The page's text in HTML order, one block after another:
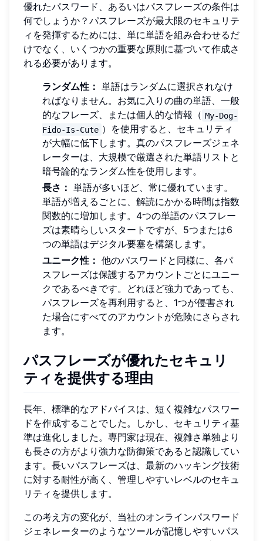
優れたパスワード、あるいはパスフレーズの条件は
何でしょうか？パスフレーズが最大限のセキュリテ
ィを発揮するためには、単に単語を組み合わせるだ
けでなく、いくつかの重要な原則に基づいて作成さ
れる必要があります。
ランダム性： 単語はランダムに選択されなけ
ればなりません。お気に入りの曲の単語、一般
的なフレーズ、または個人的な情報（ My-Dog-
Fido-Is-Cute ）を使用すると、セキュリティ
が大幅に低下します。真のパスフレーズジェネ
レーターは、大規模で厳選された単語リストと
暗号論的なランダム性を使用します。
長さ： 単語が多いほど、常に優れています。
単語が増えるごとに、解読にかかる時間は指数
関数的に増加します。4つの単語のパスフレー
ズは素晴らしいスタートですが、5つまたは6
つの単語はデジタル要塞を構築します。
ユニーク性： 他のパスワードと同様に、各パ
スフレーズは保護するアカウントごとにユニー
クであるべきです。どれほど強力であっても、
パスフレーズを再利用すると、1つが侵害され
た場合にすべてのアカウントが危険にさらされ
ます。
パスフレーズが優れたセキュリ
ティを提供する理由
長年、標準的なアドバイスは、短く複雑なパスワー
ドを作成することでした。しかし、セキュリティ基
準は進化しました。専門家は現在、複雑さ単独より
も長さの方がより強力な防御策であると認識してい
ます。長いパスフレーズは、最新のハッキング技術
に対する耐性が高く、管理しやすいレベルのセキュ
リティを提供します。
この考え方の変化が、当社のオンラインパスワード
ジェネレーターのようなツールが記憶しやすいパス